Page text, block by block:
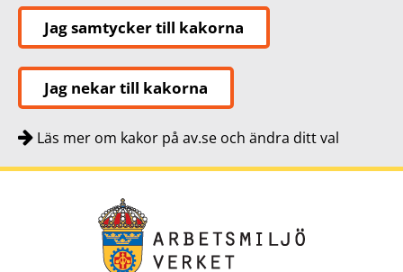
Jag samtycker till kakorna
Jag nekar till kakorna
Läs mer om kakor på av.se och ändra ditt val